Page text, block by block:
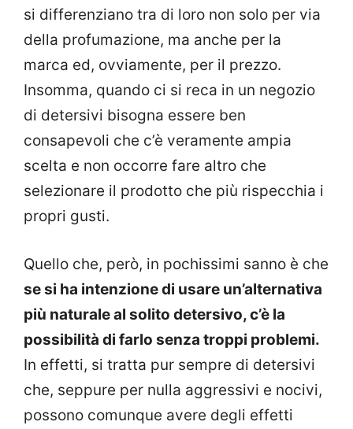
si differenziano tra di loro non solo per via
della profumazione, ma anche per la
marca ed, ovviamente, per il prezzo.
Insomma, quando ci si reca in un negozio
di detersivi bisogna essere ben
consapevoli che c’è veramente ampia
scelta e non occorre fare altro che
selezionare il prodotto che più rispecchia i
propri gusti.
Quello che, però, in pochissimi sanno è che
se si ha intenzione di usare un’alternativa
più naturale al solito detersivo, c’è la
possibilità di farlo senza troppi problemi.
In effetti, si tratta pur sempre di detersivi
che, seppure per nulla aggressivi e nocivi,
possono comunque avere degli effetti